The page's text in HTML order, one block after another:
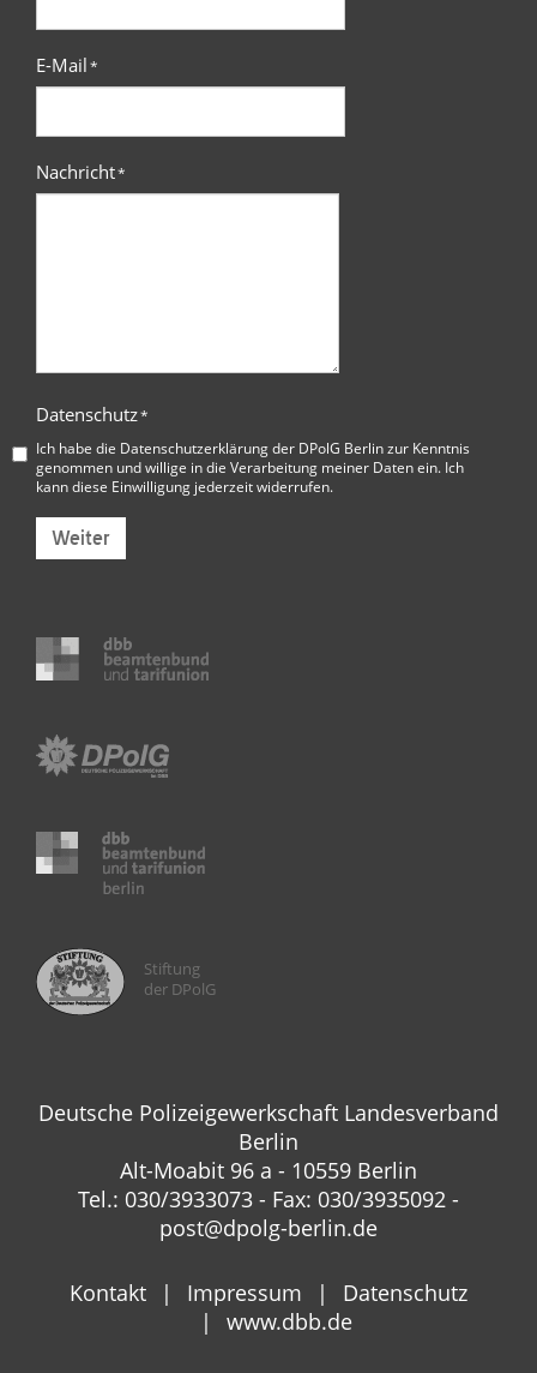
E-Mail*
Nachricht*
Datenschutz*
Ich habe die Datenschutzerklärung der DPolG Berlinzur Kenntnis
genommen und willige in die Verarbeitung meiner Daten ein. Ich
kann diese Einwilligung jederzeit widerrufen.
Weiter
Stiftung
der DPolG
Deutsche Polizeigewerkschaft Landesverband
Berlin
Alt-Moabit 96 a - 10559 Berlin
Tel.: 030/3933073 - Fax: 030/3935092 -
post@dpolg-berlin.de
Kontakt Impressum
Datenschutz
www.dbb.de